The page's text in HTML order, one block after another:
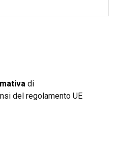
di
del regolamento UE